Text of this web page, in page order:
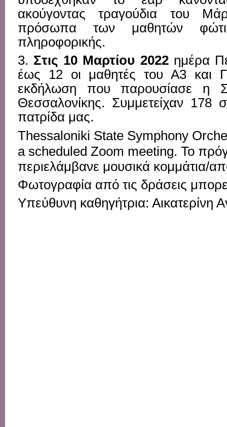
ακούγοντας τραγούδια του
πρόσωπα των μαθητών
πληροφορικής.
3. Στις 10 Μαρτίου 2022 ημέρα
έως 12 οι μαθητές του Α3 και
εκδήλωση που παρουσίασε η
Θεσσαλονίκης. Συμμετείχαν 178
πατρίδα μας.
Thessaloniki State Symphony
a scheduled Zoom meeting. Το
περιελάμβανε μουσικά κομμάτια/
Φωτογραφία από τις δράσεις
Υπεύθυνη καθηγήτρια: Αικατερίνη